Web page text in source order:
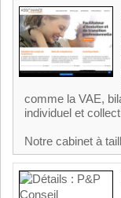
comme la VAE,
individuel et
Notre cabinet à